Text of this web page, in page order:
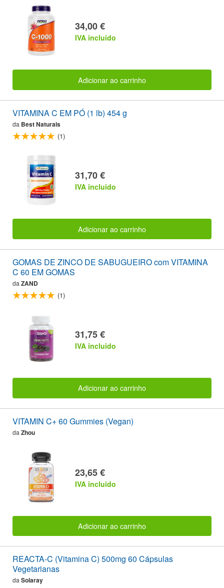
34,00 €
IVA incluido
Adicionar ao carrinho
VITAMINA C EM PÓ (1 lb) 454 g
da Best Naturals
(1)
31,70 €
IVA incluido
Adicionar ao carrinho
GOMAS DE ZINCO DE SABUGUEIRO com VITAMINA
C 60 EM GOMAS
da ZAND
(1)
31,75 €
IVA incluido
Adicionar ao carrinho
VITAMIN C+ 60 Gummies (Vegan)
da Zhou
23,65 €
IVA incluido
Adicionar ao carrinho
REACTA-C (Vitamina C) 500mg 60 Cápsulas
Vegetarianas
daSolaray